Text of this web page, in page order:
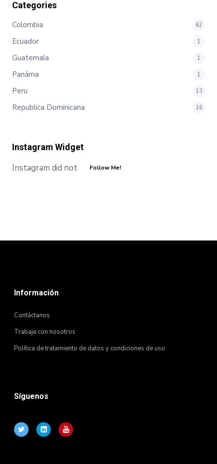
Categories
Colombia 62
Ecuador 1
Guatemala 1
Panáma 1
Peru 13
Republica Dominicana 16
Instagram Widget
Instagram did not return a 200.
Follow Me!
Información
Contáctanos
Trabaje con nosotros
Política de tratamiento de datos y condiciones de uso
Síguenos